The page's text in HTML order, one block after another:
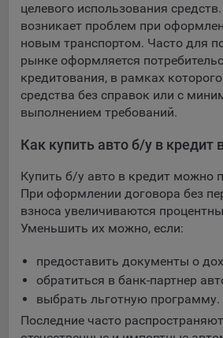
Отключение аналитических файлов
определять предпочтения
наиболее и наименее популярные
меры по совершенствованию работы
предпочтений пользователей.
При этом, некоторые браузеры
хранимый на компьютере объем
того, субъект персональных данных
сохраненные файлов cookie выбрав
опцию в истории браузера.
перейдя по внешним ссылкам,
соответствующие страницы сайтов
Firefox
Chrome
целевого использования
возникает проблем при
новым транспортом. Часто для
рынке оформляется
кредитования, в рамках
средства без справок или с
выполнением требований.
Как купить авто б/у в кредит
Купить б/у авто в кредит можно
При оформлении договора без
взноса увеличиваются
Уменьшить их можно, если:
предоставить документы о
обратиться в банк-партнер
выбрать льготную программу.
Последние часто